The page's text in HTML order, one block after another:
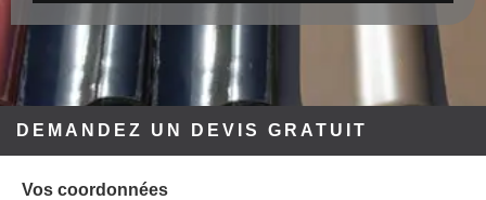
DEMANDEZ UN DEVIS GRATUIT
Vos coordonnées